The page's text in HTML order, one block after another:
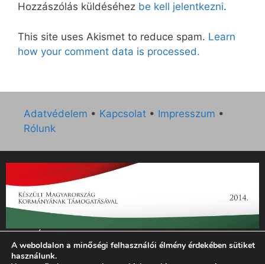
Hozzászólás küldéséhez be kell jelentkezni.
This site uses Akismet to reduce spam. Learn
how your comment data is processed.
Adatvédelem • Kapcsolat • Impresszum •
Rólunk
„Az Új Ember katolikus hetilap 2014. évi működésének
támogatását az EGYH-KCP-14-P-0121 sz. támogatási
szerződés keretében 3 000 000 Ft összegben támogatta az
A weboldalon a minőségi felhasználói élmény érdekében sütiket
használunk.